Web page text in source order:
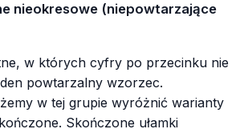
nieokresowe (niepowtarzające
w których cyfry po przecinku nie
powtarzalny wzorzec.
w tej grupie wyróżnić warianty
Skończone ułamki